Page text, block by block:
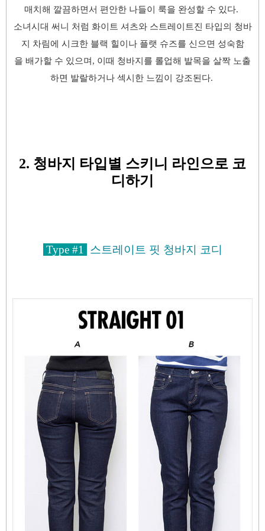
매치해 깔끔하면서 편안한 나들이 룩을 완성할 수 있다.
소녀시대 써니 처럼 화이트 셔츠와 스트레이트진 타입의 청바
지 차림에 시크한 블랙 힐이나 플랫 슈즈를 신으면 성숙함
을 배가할 수 있으며, 이때 청바지를 롤업해 발목을 살짝 노출
하면 발랄하거나 섹시한 느낌이 강조된다.
2. 청바지 타입별 스키니 라인으로 코
디하기
Type #1 스트레이트 핏 청바지 코디